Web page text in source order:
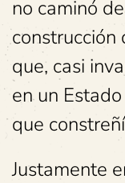
no caminó
construcción
que, casi
en un
que
Justamente